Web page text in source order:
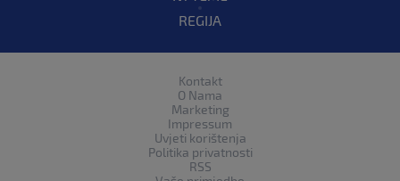
REGIJA
Kontakt
O Nama
Marketing
Impressum
Uvjeti korištenja
Politika privatnosti
RSS